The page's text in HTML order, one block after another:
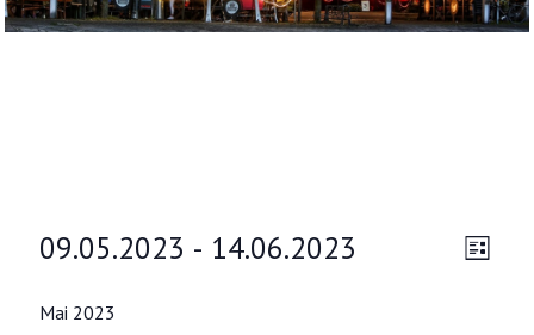
Veranstaltungen
AV
L
09.05.2023 - 14.06.2023
a
Mai 2023